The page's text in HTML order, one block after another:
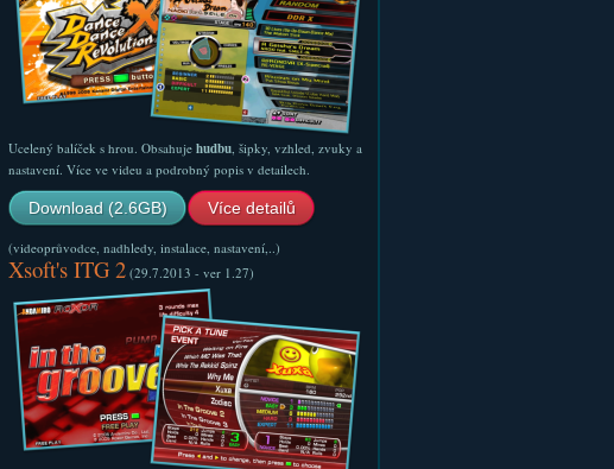
Ucelený balíček s hrou. Obsahuje hudbu, šipky, vzhled, zvuky a
nastavení. Více ve videu a podrobný popis v detailech.
Download (2.6GB) Více detailů
(videoprůvodce, nadhledy, instalace, nastavení,..)
Xsoft's ITG 2(29.7.2013 - ver 1.27)